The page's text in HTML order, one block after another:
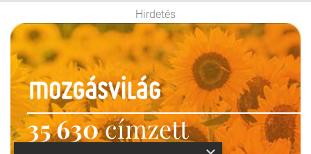
Hirdetés
35 630címzett